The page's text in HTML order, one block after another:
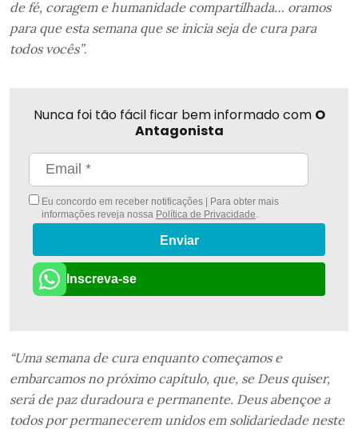
de fé, coragem e humanidade compartilhada… oramos
para que esta semana que se inicia seja de cura para
todos vocês”.
Nunca foi tão fácil ficar bem informado com O
Antagonista
Eu concordo em receber notificações | Para obter mais
informações reveja nossa Política de Privacidade.
Enviar
Inscreva-se
“Uma semana de cura enquanto começamos e
embarcamos no próximo capítulo, que, se Deus quiser,
será de paz duradoura e permanente. Deus abençoe a
todos por permanecerem unidos em solidariedade neste